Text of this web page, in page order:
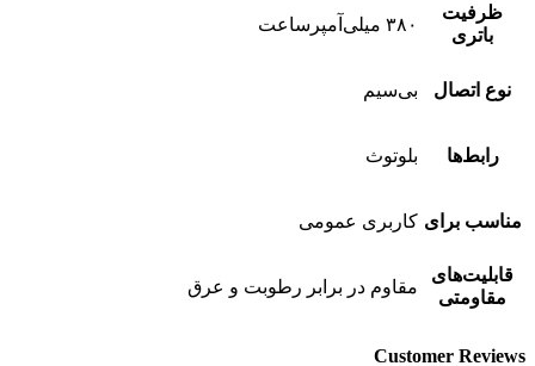
ظرفیت
باتری
۳۸۰ میلی‌آمپر‌ساعت
نوع اتصال بی‌سیم
رابط‌ها بلوتوث
مناسب برای کاربری عمومی
قابلیت‌های
مقاومتی
مقاوم در برابر رطوبت و عرق
Customer Reviews